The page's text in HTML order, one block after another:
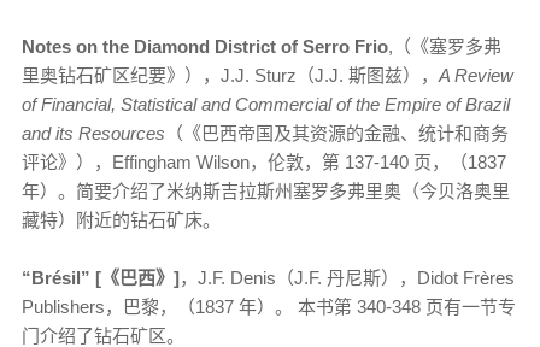
Notes on the Diamond District of Serro Frio,（《塞罗多弗
里奥钻石矿区纪要》），J.J. Sturz（J.J. 斯图兹）， A Review
of Financial, Statistical and Commercial of the Empire of Brazil
and its Resources （《巴西帝国及其资源的金融、统计和商务
评论》），Effingham Wilson，伦敦，第 137-140 页，（1837
年）。简要介绍了米纳斯吉拉斯州塞罗多弗里奥（今贝洛奥里
藏特）附近的钻石矿床。
“Brésil” [《巴西》]，J.F. Denis（J.F. 丹尼斯），Didot Frères
Publishers，巴黎，（1837 年）。 本书第 340-348 页有一节专
门介绍了钻石矿区。